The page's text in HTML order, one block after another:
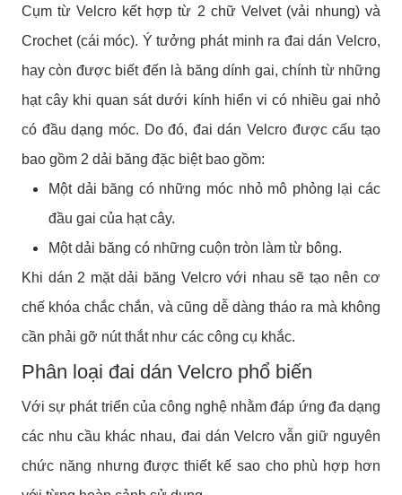
Cụm từ Velcro kết hợp từ 2 chữ Velvet (vải nhung) và
Crochet (cái móc). Ý tưởng phát minh ra đai dán Velcro,
hay còn được biết đến là băng dính gai, chính từ những
hạt cây khi quan sát dưới kính hiển vi có nhiều gai nhỏ
có đầu dạng móc. Do đó, đai dán Velcro được cấu tạo
bao gồm 2 dải băng đặc biệt bao gồm:
Một dải băng có những móc nhỏ mô phỏng lại các
đầu gai của hạt cây.
Một dải băng có những cuộn tròn làm từ bông.